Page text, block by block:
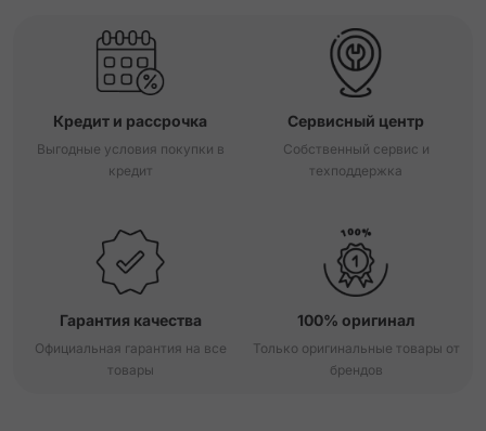
Кредит и рассрочка
Выгодные условия покупки в
кредит
Сервисный центр
Собственный сервис и
техподдержка
Гарантия качества
Официальная гарантия на все
товары
100% оригинал
Только оригинальные товары от
брендов